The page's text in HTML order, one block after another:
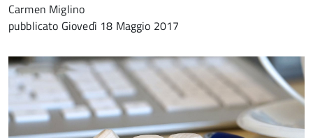
Carmen Miglino
pubblicato Giovedì 18 Maggio 2017